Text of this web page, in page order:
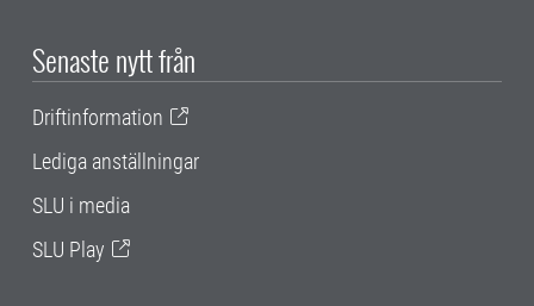
Senaste nytt från
Driftinformation
Lediga anställningar
SLU i media
SLU Play